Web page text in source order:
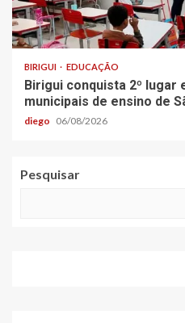
BIRIGUI EDUCAÇÃO
Birigui conquista 2º
municipais de ensino de
diego 06/08/2026
Pesquisar